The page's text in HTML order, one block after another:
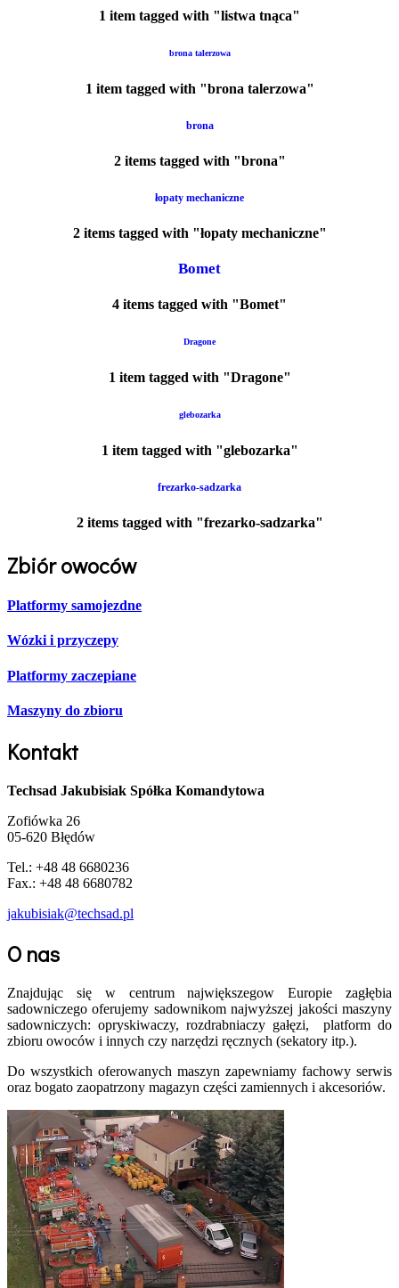
1 item tagged with "listwa tnąca"
brona talerzowa
1 item tagged with "brona talerzowa"
brona
2 items tagged with "brona"
łopaty mechaniczne
2 items tagged with "łopaty mechaniczne"
Bomet
4 items tagged with "Bomet"
Dragone
1 item tagged with "Dragone"
glebozarka
1 item tagged with "glebozarka"
frezarko-sadzarka
2 items tagged with "frezarko-sadzarka"
Zbiór owoców
Platformy samojezdne
Wózki i przyczepy
Platformy zaczepiane
Maszyny do zbioru
Kontakt
Techsad Jakubisiak Spółka Komandytowa
Zofiówka 26
05-620 Błędów
Tel.: +48 48 6680236
Fax.: +48 48 6680782
jakubisiak@techsad.pl
O nas
Znajdując się w centrum największegow Europie zagłębia
sadowniczego oferujemy sadownikom najwyższej jakości maszyny
sadowniczych: opryskiwaczy, rozdrabniaczy gałęzi, platform do
zbioru owoców i innych czy narzędzi ręcznych (sekatory itp.).
Do wszystkich oferowanych maszyn zapewniamy fachowy serwis
oraz bogato zaopatrzony magazyn części zamiennych i akcesoriów.